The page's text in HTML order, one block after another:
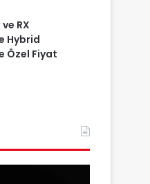
RX
Hybrid
Özel Fiyat